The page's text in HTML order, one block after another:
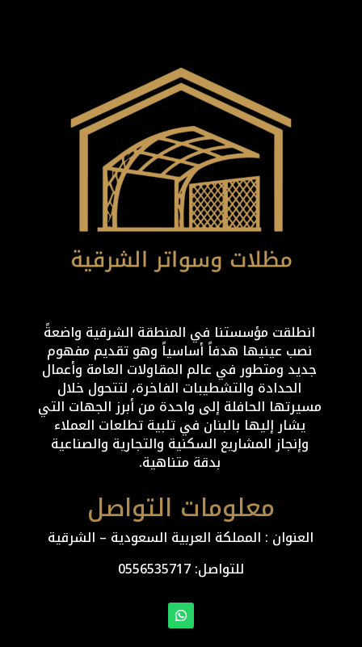
انطلقت مؤسستنا في المنطقة الشرقية واضعةً
نصب عينيها هدفاً أساسياً وهو تقديم مفهوم
جديد ومتطور في عالم المقاولات العامة وأعمال
الحدادة والتشطيبات الفاخرة، لتتحول خلال
مسيرتها الحافلة إلى واحدة من أبرز الجهات التي
يشار إليها بالبنان في تلبية تطلعات العملاء
وإنجاز المشاريع السكنية والتجارية والصناعية
بدقة متناهية.
معلومات التواصل
العنوان : المملكة العربية السعودية – الشرقية
للتواصل: ⁦0556535717